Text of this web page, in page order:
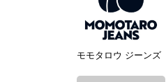
モモタロウ ジーンズ